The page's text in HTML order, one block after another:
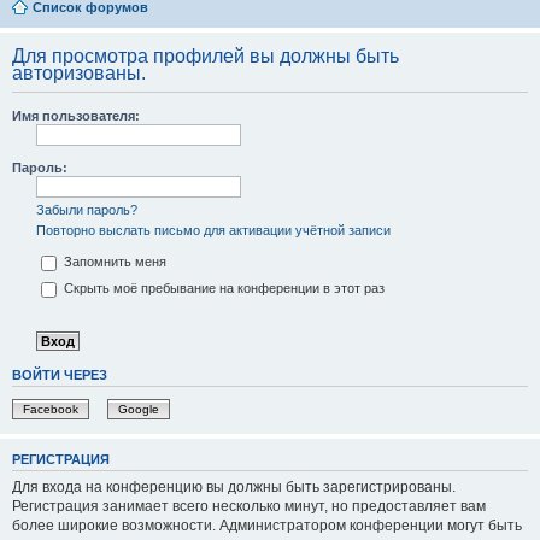
Список форумов
Для просмотра профилей вы должны быть
авторизованы.
Имя пользователя:
Пароль:
Забыли пароль?
Повторно выслать письмо для активации учётной записи
Запомнить меня
Скрыть моё пребывание на конференции в этот раз
ВОЙТИ ЧЕРЕЗ
Facebook Google
РЕГИСТРАЦИЯ
Для входа на конференцию вы должны быть зарегистрированы.
Регистрация занимает всего несколько минут, но предоставляет вам
более широкие возможности. Администратором конференции могут быть